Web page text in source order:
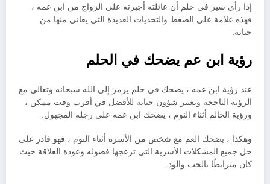
إذا رأى سير في حلم أن عائلته أجبرته على الزواج من ابن عمه ،
فهذه علامة على الضغط والتحديات العديدة التي يعاني منها من
حياته.
رؤية ابن عم يضحك في الحلم
عند رؤية ابن عمه ، يضحك في حلم يرمز إلى الله سبحانه وتعالى مع
الرؤية الناجحة وتغيير شؤون حياته للأفضل في أقرب وقت ممكن ،
ورؤية الحالم أثناء النوم ، يضحك ابن عمه على رجله المجهول.
وهكذا ، يضحك العم مع شخص من الأسرة أثناء النوم ، فهو قادر على
حل جميع المشكلات الأسرية التي تزعجها فصوله وعودة العلاقة حيث
كان مترابطًا بالحب والود.